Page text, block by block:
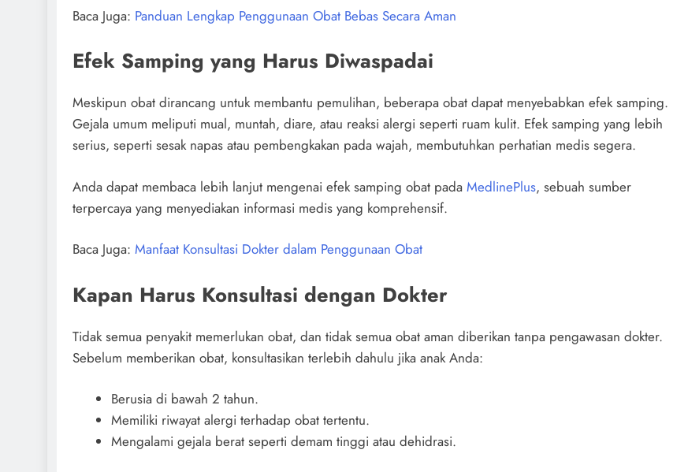
Baca Juga: Panduan Lengkap Penggunaan Obat Bebas Secara Aman
Efek Samping yang Harus Diwaspadai
Meskipun obat dirancang untuk membantu pemulihan, beberapa obat dapat menyebabkan efek samping.
Gejala umum meliputi mual, muntah, diare, atau reaksi alergi seperti ruam kulit. Efek samping yang lebih
serius, seperti sesak napas atau pembengkakan pada wajah, membutuhkan perhatian medis segera.
Anda dapat membaca lebih lanjut mengenai efek samping obat pada MedlinePlus, sebuah sumber
terpercaya yang menyediakan informasi medis yang komprehensif.
Baca Juga: Manfaat Konsultasi Dokter dalam Penggunaan Obat
Kapan Harus Konsultasi dengan Dokter
Tidak semua penyakit memerlukan obat, dan tidak semua obat aman diberikan tanpa pengawasan dokter.
Sebelum memberikan obat, konsultasikan terlebih dahulu jika anak Anda:
Berusia di bawah 2 tahun.
Memiliki riwayat alergi terhadap obat tertentu.
Mengalami gejala berat seperti demam tinggi atau dehidrasi.